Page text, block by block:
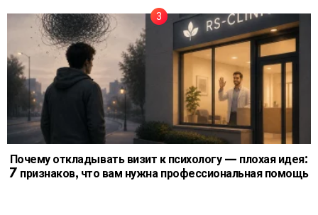
Почему откладывать визит к психологу — плохая идея:
7 признаков, что вам нужна профессиональная помощь